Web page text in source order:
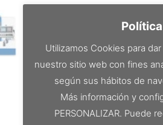
Utilizamos Cookies para
nuestro sitio web con fines
según sus hábitos de
Más información y
PERSONALIZAR. Puede